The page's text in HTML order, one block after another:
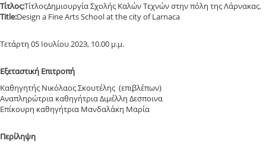
Τίτλος:ΤίτλοςΔημιουργία Σχολής Καλών Τεχνών στην πόλη της Λάρνακας.
Title:Design a Fine Arts School at the city of Larnaca
Τετάρτη 05 Ιουλίου 2023, 10.00 μ.μ.
Εξεταστική Επιτροπή
Καθηγητής Νικόλαος Σκουτέλης (επιβλέπων)
Αναπληρώτρια καθηγήτρια Διμέλλη Δεσποινα
Επίκουρη καθηγήτρια Μανδαλάκη Μαρία
Περίληψη